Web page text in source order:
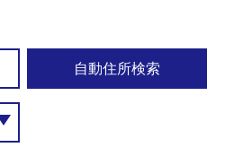
自動住所検索